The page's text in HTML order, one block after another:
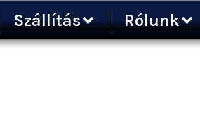
Szállítás Rólunk